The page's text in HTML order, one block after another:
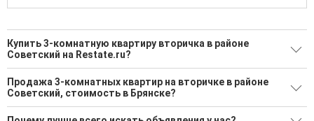
Купить 3-комнатную квартиру вторичка в районе
Советский на Restate.ru?
Поможем Купить 3-комнатную квартиру вторичка в районе
Советский?
92 актуальных и проверенных объявления
Продажа 3-комнатных квартир на вторичке в районе
Советский, стоимость в Брянске?
Минимальная цена: 3 000 000 Р. Максимальная цена: 14 550